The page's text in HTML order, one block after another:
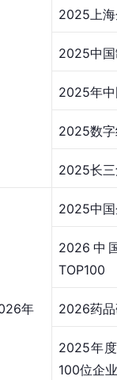
2025上
2025中
2025年
2025数
2025长
年
2025中
2026中
TOP100
2026药
2025年
100位企业